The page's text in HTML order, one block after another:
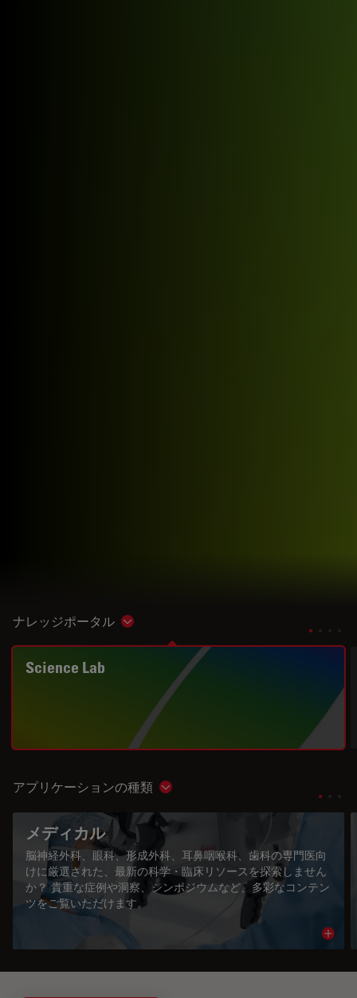
ナレッジポータル Show subnavigation
Science Lab
アプリケーションの種類 Show subnavigation
メディカル
脳神経外科、眼科、形成外科、耳鼻咽喉科、歯科の専門医向
けに厳選された、最新の科学・臨床リソースを探索しません
か？ 貴重な症例や洞察、シンポジウムなど、多彩なコンテン
ツをご覧いただけます。